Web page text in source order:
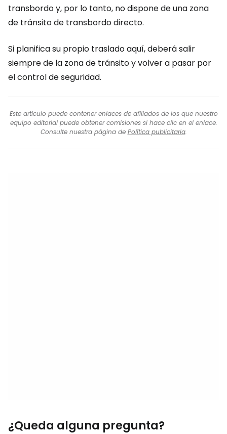
transbordo y, por lo tanto, no dispone de una zona
de tránsito de transbordo directo.
Si planifica su propio traslado aquí, deberá salir
siempre de la zona de tránsito y volver a pasar por
el control de seguridad.
Este artículo puede contener enlaces de afiliados de los que nuestro
equipo editorial puede obtener comisiones si hace clic en el enlace.
Consulte nuestra página de Política publicitaria.
¿Queda alguna pregunta?